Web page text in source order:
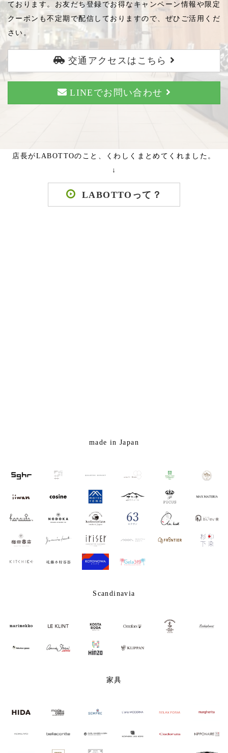
ております。お友だち登録でお得なキャンペーン情報や限定
クーポンも不定期で配信しておりますので、ぜひご活用くだ
さい。
交通アクセスはこちら
LINEでお問い合わせ
店長がLABOTTOのこと、くわしくまとめてくれました。
↓
LABOTTOって？
made in Japan
Scandinavia
家具